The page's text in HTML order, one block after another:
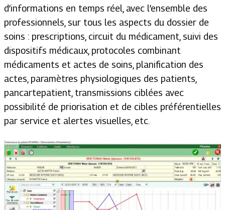
d’informations en temps réel, avec l’ensemble des
professionnels, sur tous les aspects du dossier de
soins : prescriptions, circuit du médicament, suivi des
dispositifs médicaux, protocoles combinant
médicaments et actes de soins, planification des
actes, paramètres physiologiques des patients,
pancartepatient, transmissions ciblées avec
possibilité de priorisation et de cibles préférentielles
par service et alertes visuelles, etc.